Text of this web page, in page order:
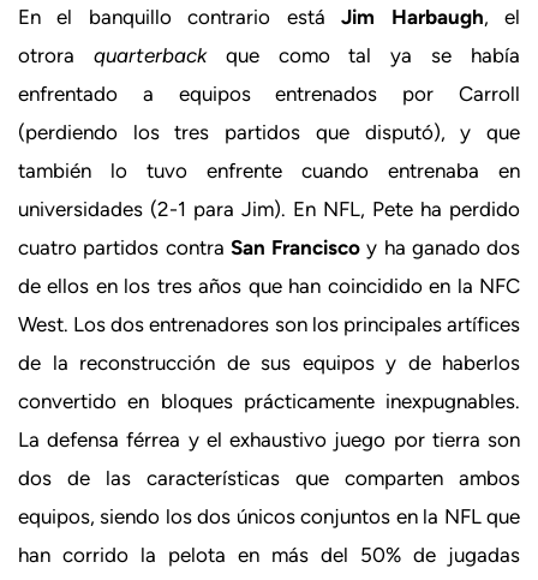
En el banquillo contrario estáJim Harbaugh, el
otrora quarterbackque como tal ya se había
enfrentado a equipos entrenados por Carroll
(perdiendo los tres partidos que disputó), y que
también lo tuvo enfrente cuando entrenaba en
universidades (2-1 para Jim). En NFL, Pete ha perdido
cuatro partidos contra San Francisco y ha ganado dos
de ellos en los tres años que han coincidido en la NFC
West. Los dos entrenadores son los principales artífices
de la reconstrucción de sus equipos y de haberlos
convertido en bloques prácticamente inexpugnables.
La defensa férrea y el exhaustivo juego por tierra son
dos de las características que comparten ambos
equipos, siendo los dos únicos conjuntos en la NFL que
han corrido la pelota en más del 50% de jugadas